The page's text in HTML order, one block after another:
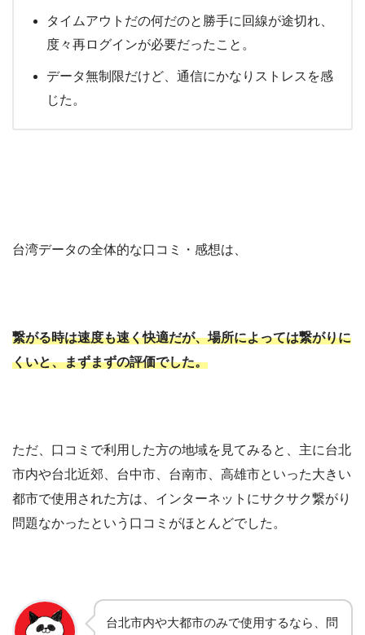
タイムアウトだの何だのと勝手に回線が途切れ、
度々再ログインが必要だったこと。
データ無制限だけど、通信にかなりストレスを感
じた。
台湾データの全体的な口コミ・感想は、
繋がる時は速度も速く快適だが、場所によっては繋がりに
くいと、まずまずの評価でした。
ただ、口コミで利用した方の地域を見てみると、主に台北
市内や台北近郊、台中市、台南市、高雄市といった大きい
都市で使用された方は、インターネットにサクサク繋がり
問題なかったという口コミがほとんどでした。
台北市内や大都市のみで使用するなら、問